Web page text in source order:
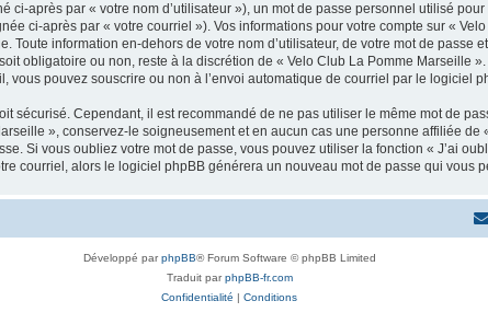
ci-après par « votre nom d’utilisateur »), un mot de passe personnel utilisé
ci-après par « votre courriel »). Vos informations pour votre compte sur «
information en-dehors de votre nom d’utilisateur, de votre mot de passe
obligatoire ou non, reste à la discrétion de « Velo Club La Pomme Marseille
pouvez souscrire ou non à l’envoi automatique de courriel par le logiciel
sécurisé. Cependant, il est recommandé de ne pas utiliser le même mot de
», conservez-le soigneusement et en aucun cas une personne affiliée
Si vous oubliez votre mot de passe, vous pouvez utiliser la fonction « J’ai
courriel, alors le logiciel phpBB générera un nouveau mot de passe qui vous
Développé parphpBB® Forum Software © phpBB Limited
Traduit parphpBB-fr.com
Confidentialité | Conditions